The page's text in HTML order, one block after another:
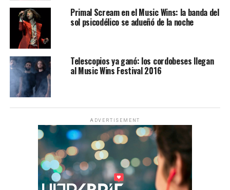
Primal Scream en el Music Wins: la banda del
sol psicodélico se adueñó de la noche
Telescopios ya ganó: los cordobeses llegan
al Music Wins Festival 2016
ADVERTISEMENT